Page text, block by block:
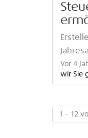
Vor 4
wir Sie
1 - 12